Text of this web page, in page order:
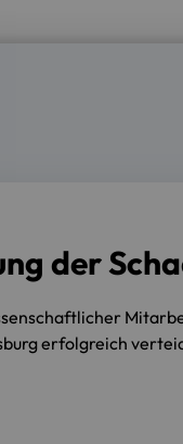
der
erfolgreich